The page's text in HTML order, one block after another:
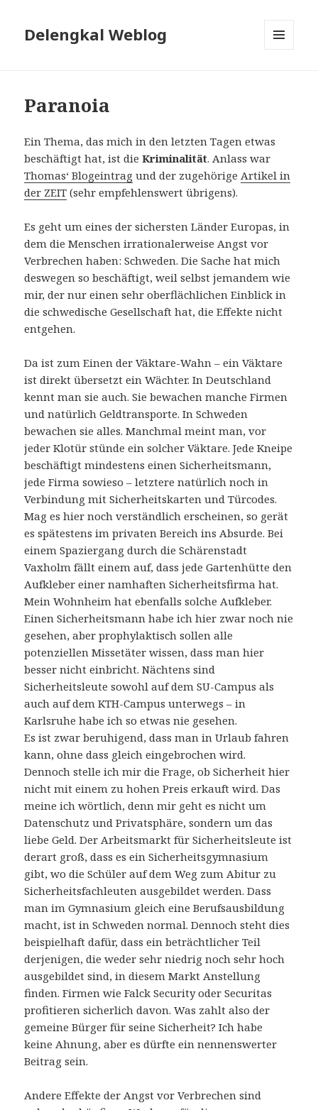
Delengkal Weblog
Paranoia
Ein Thema, das mich in den letzten Tagen etwas
beschäftigt hat, ist dieKriminalität. Anlass war
Thomas‘ Blogeintrag und der zugehörigeArtikel in
der ZEIT (sehr empfehlenswert übrigens).
Es geht um eines der sichersten Länder Europas, in
dem die Menschen irrationalerweise Angst vor
Verbrechen haben: Schweden. Die Sache hat mich
deswegen so beschäftigt, weil selbst jemandem wie
mir, der nur einen sehr oberflächlichen Einblick in
die schwedische Gesellschaft hat, die Effekte nicht
entgehen.
Da ist zum Einen der Väktare-Wahn – ein Väktare
ist direkt übersetzt ein Wächter. In Deutschland
kennt man sie auch. Sie bewachen manche Firmen
und natürlich Geldtransporte. In Schweden
bewachen sie alles. Manchmal meint man, vor
jeder Klotür stünde ein solcher Väktare. Jede Kneipe
beschäftigt mindestens einen Sicherheitsmann,
jede Firma sowieso – letztere natürlich noch in
Verbindung mit Sicherheitskarten und Türcodes.
Mag es hier noch verständlich erscheinen, so gerät
es spätestens im privaten Bereich ins Absurde. Bei
einem Spaziergang durch die Schärenstadt
Vaxholm fällt einem auf, dass jede Gartenhütte den
Aufkleber einer namhaften Sicherheitsfirma hat.
Mein Wohnheim hat ebenfalls solche Aufkleber.
Einen Sicherheitsmann habe ich hier zwar noch nie
gesehen, aber prophylaktisch sollen alle
potenziellen Missetäter wissen, dass man hier
besser nicht einbricht. Nächtens sind
Sicherheitsleute sowohl auf dem SU-Campus als
auch auf dem KTH-Campus unterwegs – in
Karlsruhe habe ich so etwas nie gesehen.
Es ist zwar beruhigend, dass man in Urlaub fahren
kann, ohne dass gleich eingebrochen wird.
Dennoch stelle ich mir die Frage, ob Sicherheit hier
nicht mit einem zu hohen Preis erkauft wird. Das
meine ich wörtlich, denn mir geht es nicht um
Datenschutz und Privatsphäre, sondern um das
liebe Geld. Der Arbeitsmarkt für Sicherheitsleute ist
derart groß, dass es ein Sicherheitsgymnasium
gibt, wo die Schüler auf dem Weg zum Abitur zu
Sicherheitsfachleuten ausgebildet werden. Dass
man im Gymnasium gleich eine Berufsausbildung
macht, ist in Schweden normal. Dennoch steht dies
beispielhaft dafür, dass ein beträchtlicher Teil
derjenigen, die weder sehr niedrig noch sehr hoch
ausgebildet sind, in diesem Markt Anstellung
finden. Firmen wie Falck Security oder Securitas
profitieren sicherlich davon. Was zahlt also der
gemeine Bürger für seine Sicherheit? Ich habe
keine Ahnung, aber es dürfte ein nennenswerter
Beitrag sein.
Andere Effekte der Angst vor Verbrechen sind